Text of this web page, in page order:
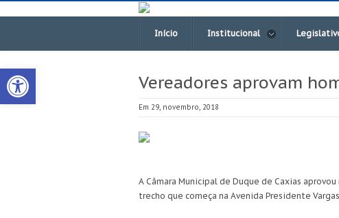
Open toolbar
Início Institucional
Vereadores aprovam
Em 29, novembro, 2018
A Câmara Municipal de Duque de Caxias
trecho que começa na Avenida Presidente